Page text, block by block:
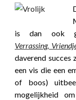
is dan ook
Verrassing,
daverend succes
een vis die een
of boos)
mogelijkheid